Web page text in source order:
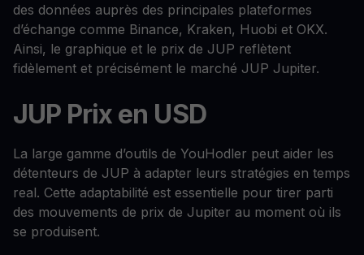
des données auprès des principales plateformes
d’échange comme Binance, Kraken, Huobi et OKX.
Ainsi, le graphique et le prix de JUP reflètent
fidèlement et précisément le marché JUP Jupiter.
JUP Prix en USD
La large gamme d’outils de YouHodler peut aider les
détenteurs de JUP à adapter leurs stratégies en temps
real. Cette adaptabilité est essentielle pour tirer parti
des mouvements de prix de Jupiter au moment où ils
se produisent.